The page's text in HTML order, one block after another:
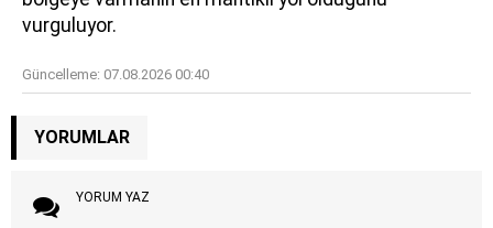
vurguluyor.
Güncelleme: 07.08.2026 00:40
YORUMLAR
YORUM YAZ